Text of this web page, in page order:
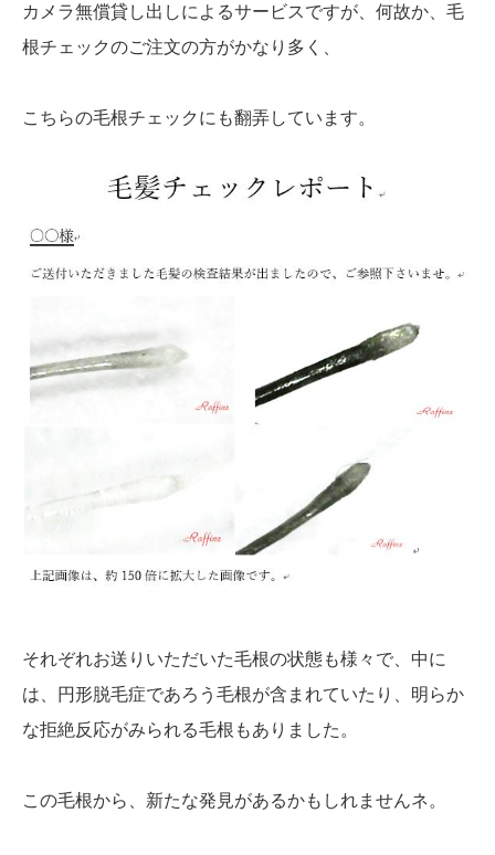
カメラ無償貸し出しによるサービスですが、何故か、毛
根チェックのご注文の方がかなり多く、
こちらの毛根チェックにも翻弄しています。
それぞれお送りいただいた毛根の状態も様々で、中に
は、円形脱毛症であろう毛根が含まれていたり、明らか
な拒絶反応がみられる毛根もありました。
この毛根から、新たな発見があるかもしれませんネ。